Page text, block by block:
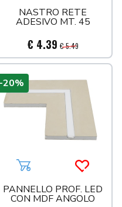
NASTRO RETE
ADESIVO MT. 45
€ 4.39 € 5.49
tardiAggiungi al carrello
PANNELLO PROF. LED
CON MDF ANGOLO
-20%